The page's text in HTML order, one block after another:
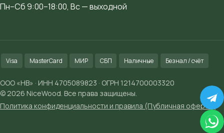
Пн–Сб 9:00–18:00, Вс — выходной
Visa MasterCard МИР СБП Наличные Безнал / счёт
ООО «НВ» · ИНН 4705089823 · ОГРН 1214700003320
© 2026 NiceWood. Все права защищены.
Политика конфиденциальности и правила (Публичная оферта)